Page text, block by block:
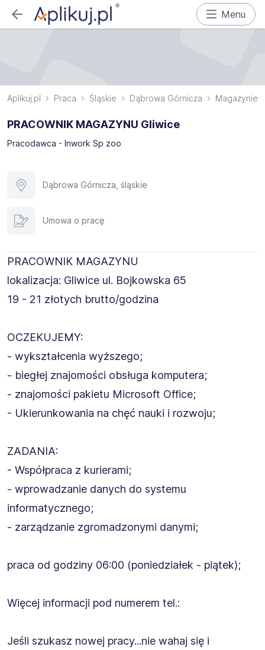
Menu
Aplikuj.pl Praca Śląskie Dąbrowa Górnicza Magazynier
PRACOWNIK MAGAZYNU Gliwice
Pracodawca - Inwork Sp zoo
Dąbrowa Górnicza, śląskie
Umowa o pracę
PRACOWNIK MAGAZYNU
lokalizacja: Gliwice ul. Bojkowska 65
19 - 21 złotych brutto/godzina
OCZEKUJEMY:
- wykształcenia wyższego;
- biegłej znajomości obsługa komputera;
- znajomości pakietu Microsoft Office;
- Ukierunkowania na chęć nauki i rozwoju;
ZADANIA:
- Współpraca z kurierami;
- wprowadzanie danych do systemu
informatycznego;
- zarządzanie zgromadzonymi danymi;
praca od godziny 06:00 (poniedziałek - piątek);
Więcej informacji pod numerem tel.:️
Jeśli szukasz nowej pracy...nie wahaj się i